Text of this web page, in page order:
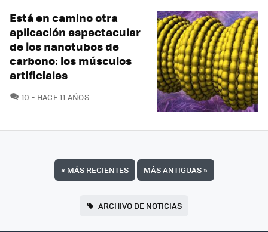
Está en camino otra
aplicación espectacular
de los nanotubos de
carbono: los músculos
artificiales
10 COMENTARIOS
HACE 11 AÑOS
« MÁS RECIENTES MÁS ANTIGUAS»
ARCHIVO DE NOTICIAS